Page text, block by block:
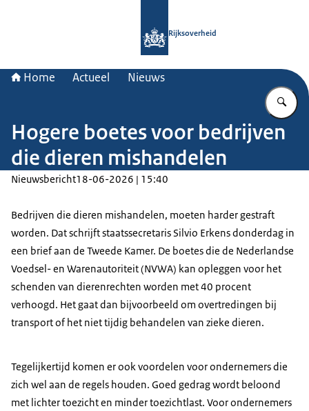
Rijksoverheid
Home Actueel Nieuws
Hogere boetes voor bedrijven
die dieren mishandelen
Nieuwsbericht18-06-2026 | 15:40
Bedrijven die dieren mishandelen, moeten harder gestraft
worden. Dat schrijft staatssecretaris Silvio Erkens donderdag in
een brief aan de Tweede Kamer. De boetes die de Nederlandse
Voedsel- en Warenautoriteit (NVWA) kan opleggen voor het
schenden van dierenrechten worden met 40 procent
verhoogd. Het gaat dan bijvoorbeeld om overtredingen bij
transport of het niet tijdig behandelen van zieke dieren.
Tegelijkertijd komen er ook voordelen voor ondernemers die
zich wel aan de regels houden. Goed gedrag wordt beloond
met lichter toezicht en minder toezichtlast. Voor ondernemers